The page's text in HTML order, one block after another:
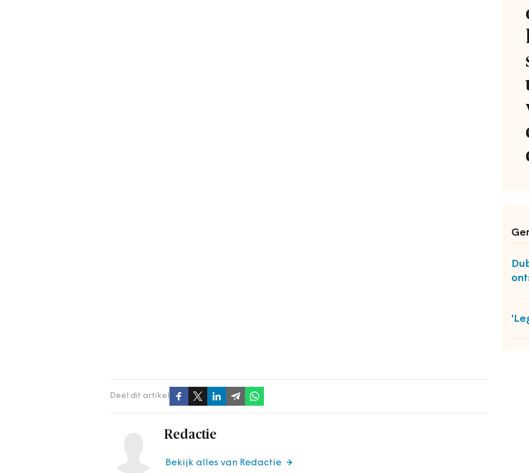
Deel dit artikel
Redactie
Bekijk alles van Redactie